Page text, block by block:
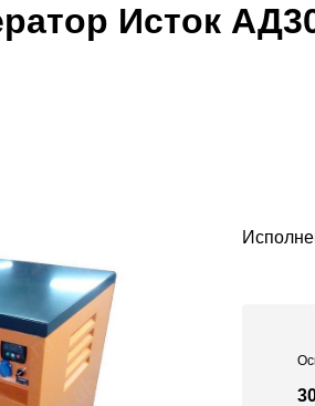
Исток